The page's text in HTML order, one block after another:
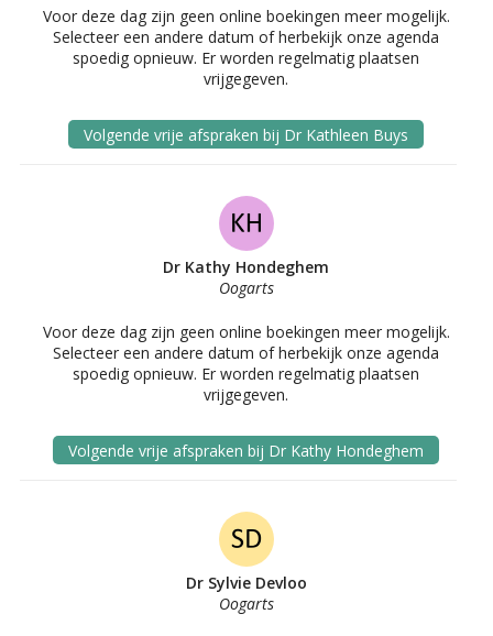
Voor deze dag zijn geen online boekingen meer mogelijk.
Selecteer een andere datum of herbekijk onze agenda
spoedig opnieuw. Er worden regelmatig plaatsen
vrijgegeven.
Volgende vrije afspraken bij Dr Kathleen Buys
Dr Kathy Hondeghem
Oogarts
Voor deze dag zijn geen online boekingen meer mogelijk.
Selecteer een andere datum of herbekijk onze agenda
spoedig opnieuw. Er worden regelmatig plaatsen
vrijgegeven.
Volgende vrije afspraken bij Dr Kathy Hondeghem
Dr Sylvie Devloo
Oogarts